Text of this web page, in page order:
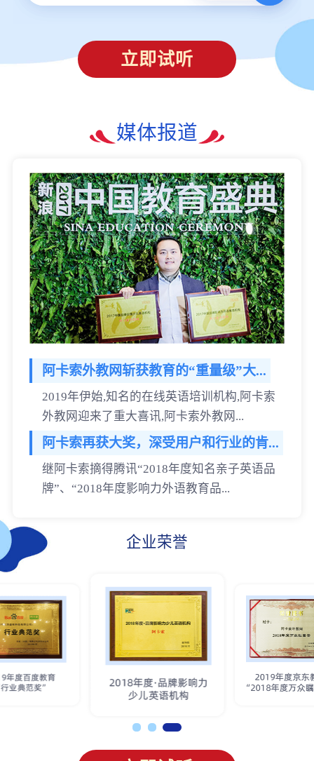
立即试听
媒体报道
阿卡索外教网斩获教育的“重量级”大...
2019年伊始,知名的在线英语培训机构,阿卡索
外教网迎来了重大喜讯,阿卡索外教网...
阿卡索再获大奖，深受用户和行业的肯...
继阿卡索摘得腾讯“2018年度知名亲子英语品
牌”、“2018年度影响力外语教育品...
企业荣誉